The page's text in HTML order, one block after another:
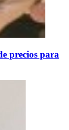
precios para